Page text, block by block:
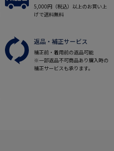
5,000円（税込）以上のお買い上
げで送料無料
返品・補正サービス
補正前・着用前の返品可能
※一部返品不可商品あり購入時の
補正サービスも承ります。